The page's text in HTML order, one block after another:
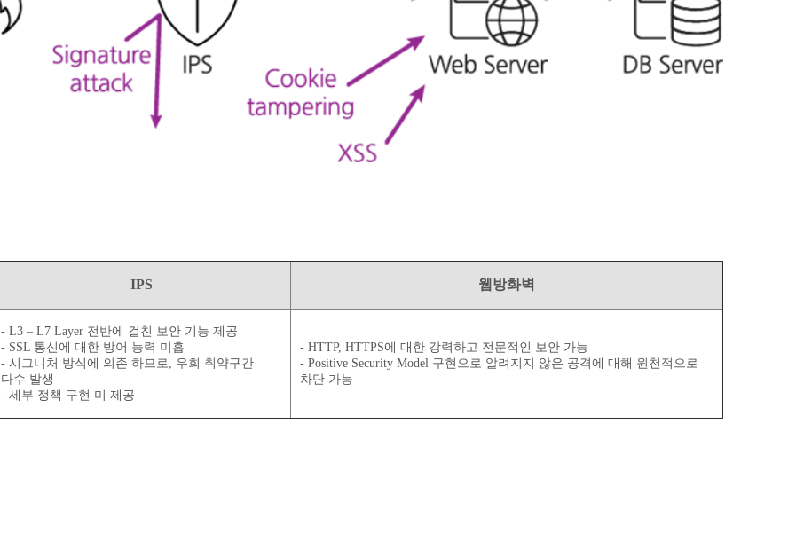
IPS 웹방화벽
- L3 – L7 Layer 전반에 걸친 보안 기능 제공
- SSL 통신에 대한 방어 능력 미흡
- 시그니처 방식에 의존 하므로, 우회 취약구간
다수 발생
- 세부 정책 구현 미 제공
- HTTP, HTTPS에 대한 강력하고 전문적인 보안 가능
- Positive Security Model 구현으로 알려지지 않은 공격에 대해 원천적으로
차단 가능